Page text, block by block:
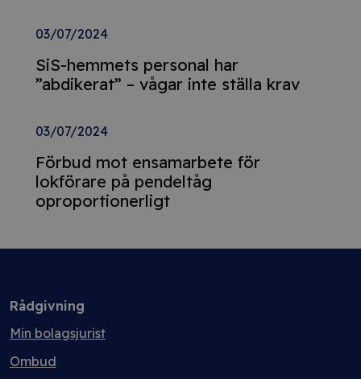
03/07/2024
SiS-hemmets personal har
”abdikerat” – vågar inte ställa krav
03/07/2024
Förbud mot ensamarbete för
lokförare på pendeltåg
oproportionerligt
Rådgivning
Min bolagsjurist
Ombud